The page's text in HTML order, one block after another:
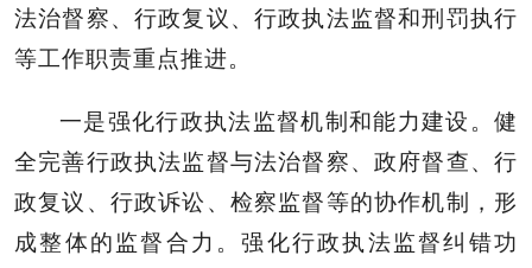
法治督察、行政复议、行政执法监督和刑罚执行
等工作职责重点推进。
一是强化行政执法监督机制和能力建设。健
全完善行政执法监督与法治督察、政府督查、行
政复议、行政诉讼、检察监督等的协作机制，形
成整体的监督合力。强化行政执法监督纠错功